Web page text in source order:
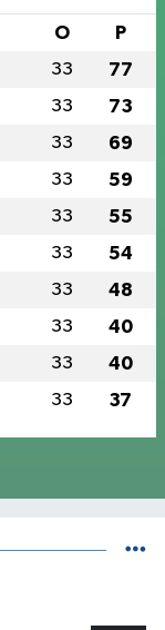
O P
33 77
33 73
33 69
33 59
33 55
33 54
33 48
33 40
33 40
33 37